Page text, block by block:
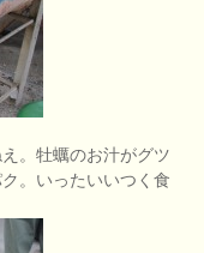
。牡蠣のお汁がグツ
。いったいいつく食